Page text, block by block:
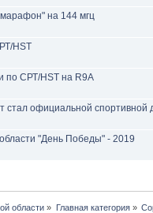
на 144 мгц
HST
по СРТ/HST на R9A
стал официальной спортивной
"День Победы" - 2019
области » Главная категория»